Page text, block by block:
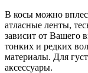
В косы можно
атласные ленты,
зависит от Вашего
тонких и редких
материалы. Для
аксессуары.